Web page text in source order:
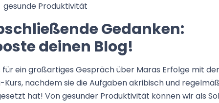
gesunde Produktivität
Gedanken:
deinen Blog!
für ein großartiges Gespräch über Maras Erfolge mit
Kurs, nachdem sie die Aufgaben akribisch und
hat! Von gesunder Produktivität können wir als